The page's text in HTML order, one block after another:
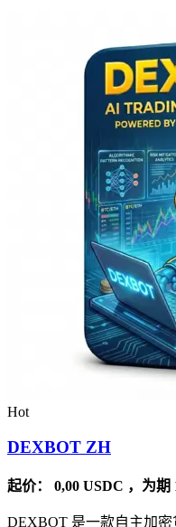
Hot
DEXBOT ZH
起价： 0,00 USDC ，为期
DEXBOT 是一款自主加密